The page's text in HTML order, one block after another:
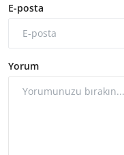
E-posta
Yorum